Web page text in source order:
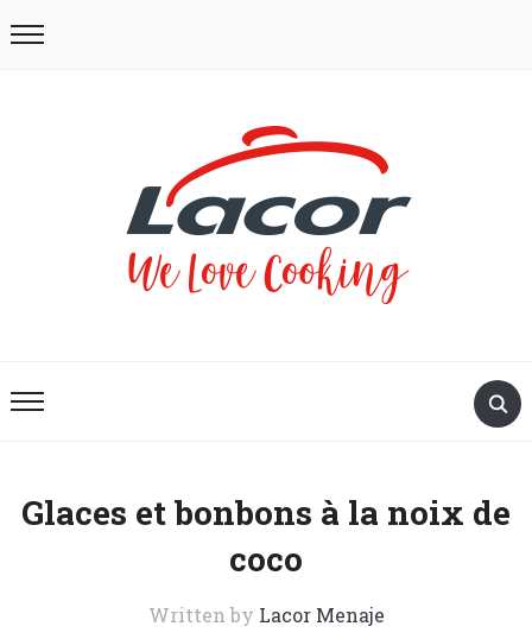
Glaces et bonbons à la noix de
coco
Written by Lacor Menaje